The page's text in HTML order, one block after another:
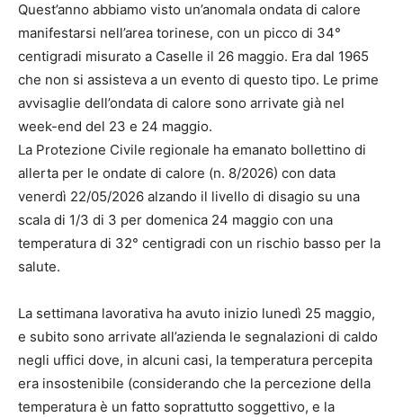
Quest’anno abbiamo visto un’anomala ondata di calore
manifestarsi nell’area torinese, con un picco di 34°
centigradi misurato a Caselle il 26 maggio. Era dal 1965
che non si assisteva a un evento di questo tipo. Le prime
avvisaglie dell’ondata di calore sono arrivate già nel
week-end del 23 e 24 maggio.
La Protezione Civile regionale ha emanato bollettino di
allerta per le ondate di calore (n. 8/2026) con data
venerdì 22/05/2026 alzando il livello di disagio su una
scala di 1/3 di 3 per domenica 24 maggio con una
temperatura di 32° centigradi con un rischio basso per la
salute.
La settimana lavorativa ha avuto inizio lunedì 25 maggio,
e subito sono arrivate all’azienda le segnalazioni di caldo
negli uffici dove, in alcuni casi, la temperatura percepita
era insostenibile (considerando che la percezione della
temperatura è un fatto soprattutto soggettivo, e la